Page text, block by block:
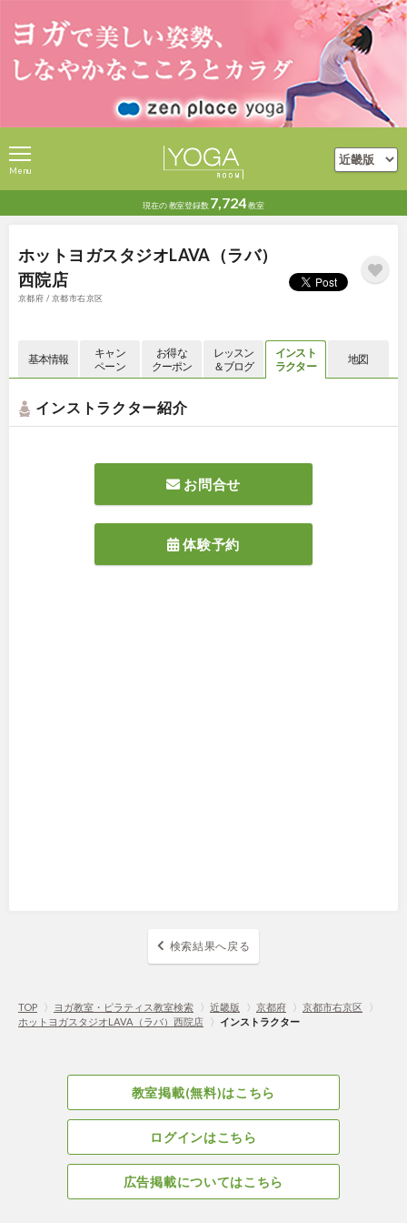
現在の教室登録数 7,724教室
Menu
ホットヨガスタジオLAVA（ラバ）
西院店
京都府 / 京都市右京区
基本情報
キャン
ペーン
お得な
クーポン
レッスン
＆ブログ
インスト
ラクター
地図
インストラクター紹介
お問合せ
体験予約
検索結果へ戻る
TOP 〉 ヨガ教室・ピラティス教室検索 〉 近畿版 〉 京都府 〉 京都市右京区
〉
ホットヨガスタジオLAVA（ラバ）西院店
〉 インストラクター
教室掲載(無料)はこちら
ログインはこちら
広告掲載についてはこちら